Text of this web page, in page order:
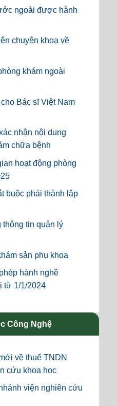
ngoài được hành
chuyên khoa về
khám ngoài
Bác sĩ Việt Nam
nhận nội dung
chữa bệnh
hoạt động phòng
buộc phải thành lập
tin quản lý
sản phụ khoa
hành nghề
từ 1/1/2024
Công Nghệ
về thuế TNDN
cứu khoa học
viện nghiên cứu